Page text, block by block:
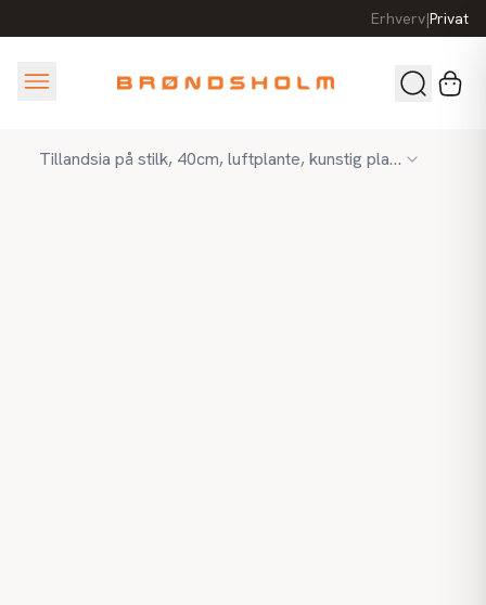
Erhverv|Privat
Tillandsia på stilk, 40cm, luftplante, kunstig plante